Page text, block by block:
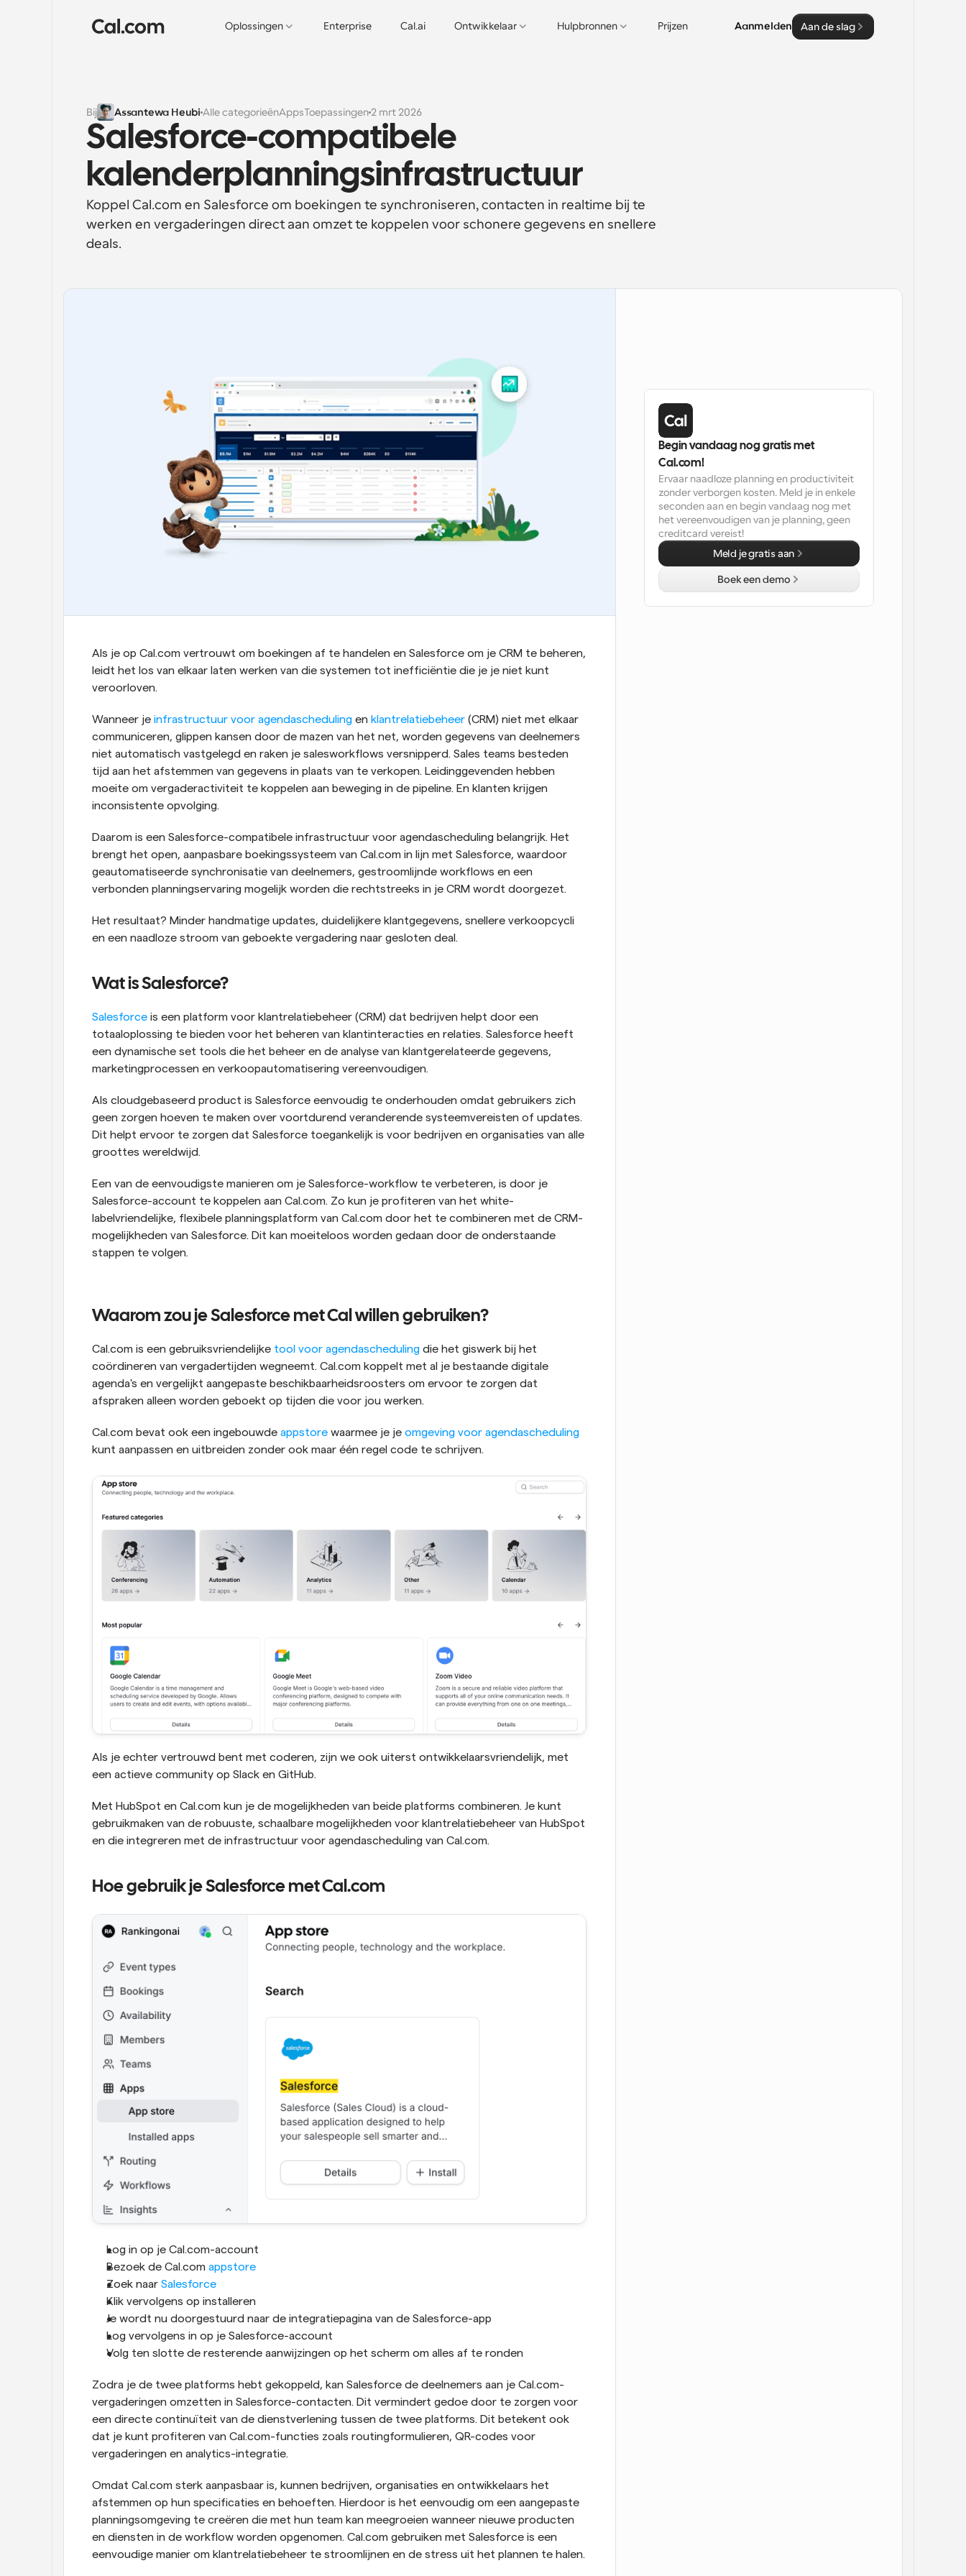
Oplossingen Enterprise Cal.ai Ontwikkelaar Hulpbronnen Prijzen Aanmelden Aan de slag
Bij Assantewa Heubi Alle categorieënAppsToepassingen 2 mrt 2026
Salesforce-compatibele
kalenderplanningsinfrastructuur
Koppel Cal.com en Salesforce om boekingen te synchroniseren, contacten in realtime bij te
werken en vergaderingen direct aan omzet te koppelen voor schonere gegevens en snellere
deals.
Als je op Cal.com vertrouwt om boekingen af te handelen en Salesforce om je CRM te beheren,
leidt het los van elkaar laten werken van die systemen tot inefficiëntie die je je niet kunt
veroorloven.
Wanneer je infrastructuur voor agendascheduling en klantrelatiebeheer (CRM) niet met elkaar
communiceren, glippen kansen door de mazen van het net, worden gegevens van deelnemers
niet automatisch vastgelegd en raken je salesworkflows versnipperd. Sales teams besteden
tijd aan het afstemmen van gegevens in plaats van te verkopen. Leidinggevenden hebben
moeite om vergaderactiviteit te koppelen aan beweging in de pipeline. En klanten krijgen
inconsistente opvolging.
Daarom is een Salesforce-compatibele infrastructuur voor agendascheduling belangrijk. Het
brengt het open, aanpasbare boekingssysteem van Cal.com in lijn met Salesforce, waardoor
geautomatiseerde synchronisatie van deelnemers, gestroomlijnde workflows en een
verbonden planningservaring mogelijk worden die rechtstreeks in je CRM wordt doorgezet.
Het resultaat? Minder handmatige updates, duidelijkere klantgegevens, snellere verkoopcycli
en een naadloze stroom van geboekte vergadering naar gesloten deal.
Wat is Salesforce?
Salesforce is een platform voor klantrelatiebeheer (CRM) dat bedrijven helpt door een
totaaloplossing te bieden voor het beheren van klantinteracties en relaties. Salesforce heeft
een dynamische set tools die het beheer en de analyse van klantgerelateerde gegevens,
marketingprocessen en verkoopautomatisering vereenvoudigen.
Als cloudgebaseerd product is Salesforce eenvoudig te onderhouden omdat gebruikers zich
geen zorgen hoeven te maken over voortdurend veranderende systeemvereisten of updates.
Dit helpt ervoor te zorgen dat Salesforce toegankelijk is voor bedrijven en organisaties van alle
groottes wereldwijd.
Een van de eenvoudigste manieren om je Salesforce-workflow te verbeteren, is door je
Salesforce-account te koppelen aan Cal.com. Zo kun je profiteren van het white-
labelvriendelijke, flexibele planningsplatform van Cal.com door het te combineren met de CRM-
mogelijkheden van Salesforce. Dit kan moeiteloos worden gedaan door de onderstaande
stappen te volgen.
Waarom zou je Salesforce met Cal willen gebruiken?
Cal.com is een gebruiksvriendelijke tool voor agendascheduling die het giswerk bij het
coördineren van vergadertijden wegneemt. Cal.com koppelt met al je bestaande digitale
agenda's en vergelijkt aangepaste beschikbaarheidsroosters om ervoor te zorgen dat
afspraken alleen worden geboekt op tijden die voor jou werken.
Cal.com bevat ook een ingebouwde appstore waarmee je je omgeving voor agendascheduling
kunt aanpassen en uitbreiden zonder ook maar één regel code te schrijven.
Als je echter vertrouwd bent met coderen, zijn we ook uiterst ontwikkelaarsvriendelijk, met
een actieve community op Slack en GitHub.
Met HubSpot en Cal.com kun je de mogelijkheden van beide platforms combineren. Je kunt
gebruikmaken van de robuuste, schaalbare mogelijkheden voor klantrelatiebeheer van HubSpot
en die integreren met de infrastructuur voor agendascheduling van Cal.com.
Hoe gebruik je Salesforce met Cal.com
Log in op je Cal.com-account
Bezoek de Cal.com appstore
Zoek naar Salesforce
Klik vervolgens op installeren
Je wordt nu doorgestuurd naar de integratiepagina van de Salesforce-app
Log vervolgens in op je Salesforce-account
Volg ten slotte de resterende aanwijzingen op het scherm om alles af te ronden
Zodra je de twee platforms hebt gekoppeld, kan Salesforce de deelnemers aan je Cal.com-
vergaderingen omzetten in Salesforce-contacten. Dit vermindert gedoe door te zorgen voor
een directe continuïteit van de dienstverlening tussen de twee platforms. Dit betekent ook
dat je kunt profiteren van Cal.com-functies zoals routingformulieren, QR-codes voor
vergaderingen en analytics-integratie.
Omdat Cal.com sterk aanpasbaar is, kunnen bedrijven, organisaties en ontwikkelaars het
afstemmen op hun specificaties en behoeften. Hierdoor is het eenvoudig om een aangepaste
planningsomgeving te creëren die met hun team kan meegroeien wanneer nieuwe producten
en diensten in de workflow worden opgenomen. Cal.com gebruiken met Salesforce is een
eenvoudige manier om klantrelatiebeheer te stroomlijnen en de stress uit het plannen te halen.
Begin vandaag nog gratis met
Cal.com!
Ervaar naadloze planning en productiviteit
zonder verborgen kosten. Meld je in enkele
seconden aan en begin vandaag nog met
het vereenvoudigen van je planning, geen
creditcard vereist!
Meld je gratis aan
Boek een demo